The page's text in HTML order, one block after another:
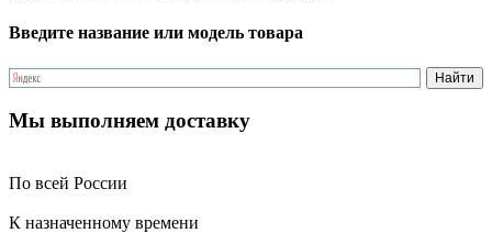
Введите название или модель товара
Мы выполняем доставку
По всей России
К назначенному времени